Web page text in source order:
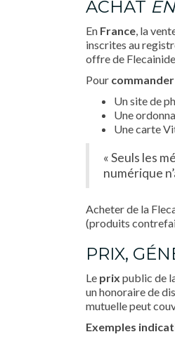
ACHAT
En France, la
inscrites au
offre de Flecainide
Pour commander
Un site de
Une
Une carte
« Seuls les
numérique
Acheter de la
(produits
PRIX,
Le prix public de
un honoraire de
mutuelle peut
Exemples